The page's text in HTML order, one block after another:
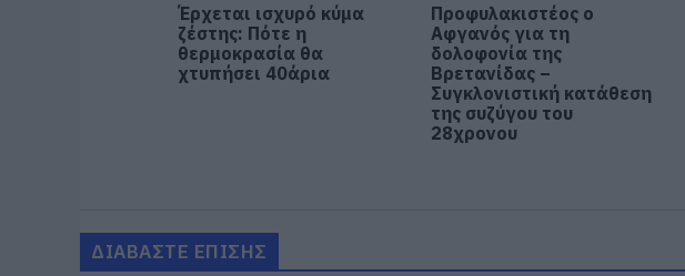
Έρχεται ισχυρό κύμα
ζέστης: Πότε η
θερμοκρασία θα
χτυπήσει 40άρια
Προφυλακιστέος ο
Αφγανός για τη
δολοφονία της
Βρετανίδας –
Συγκλονιστική κατάθεση
της συζύγου του
28χρονου
ΔΙΑΒΑΣΤΕ ΕΠΙΣΗΣ